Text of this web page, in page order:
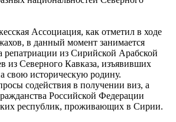
Ассоциация, как отметил в ходе
в данный момент занимается
репатриации из Сирийской Арабской
из Северного Кавказа, изъявивших
свою историческую родину.
содействия в получении виз, а
Российской Федерации
республик, проживающих в Сирии.